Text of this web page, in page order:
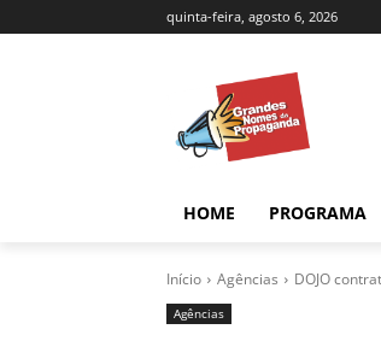
quinta-feira, agosto 6, 2026
HOME PROGRAMA
Início Agências DOJO
Agências